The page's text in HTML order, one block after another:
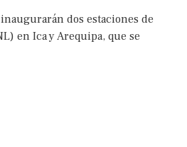
dos estaciones de
en Ica y Arequipa, que se